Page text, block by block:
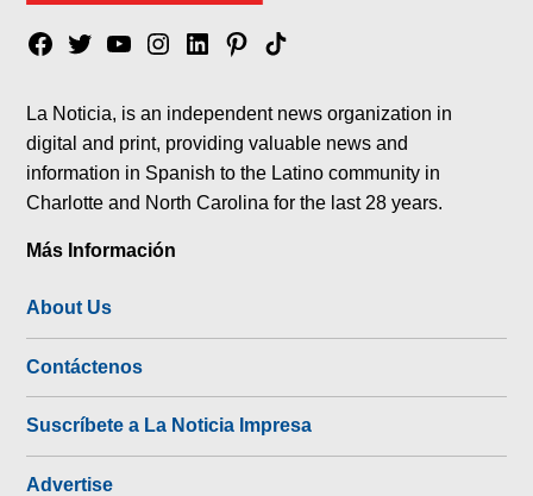
Facebook
TwitterYouTubeInstagram
LinkedinPinterest
Tik
La Noticia, is an independent news organization in
digital and print, providing valuable news and
information in Spanish to the Latino community in
Charlotte and North Carolina for the last 28 years.
Más Información
About Us
Contáctenos
Suscríbete a La Noticia Impresa
Advertise